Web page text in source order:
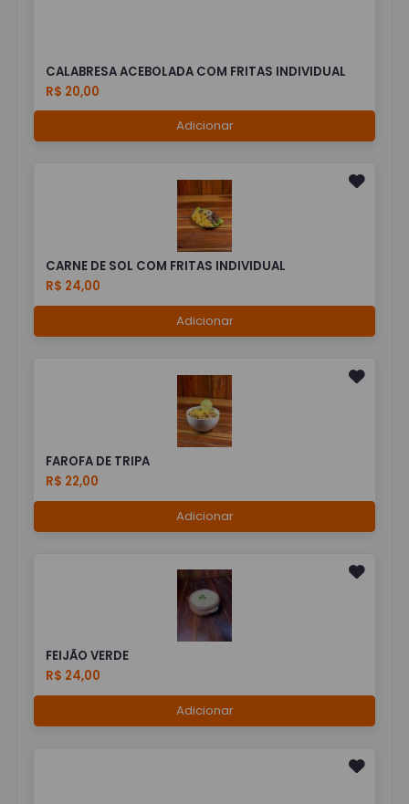
CALABRESA ACEBOLADA COM FRITAS INDIVIDUAL
R$ 20,00
Adicionar
CARNE DE SOL COM FRITAS INDIVIDUAL
R$ 24,00
Adicionar
FAROFA DE TRIPA
R$ 22,00
Adicionar
FEIJÃO VERDE
R$ 24,00
Adicionar